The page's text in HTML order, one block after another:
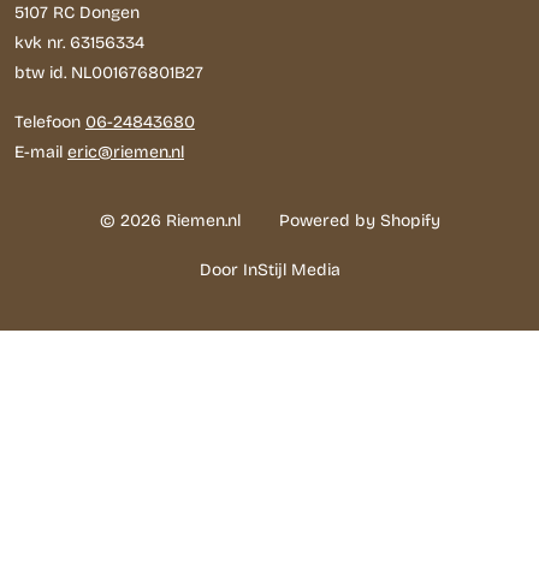
5107 RC Dongen
kvk nr. 63156334
btw id. NL001676801B27
Telefoon 06-24843680
E-mail eric@riemen.nl
© 2026 Riemen.nl Powered by Shopify
Door InStijl Media